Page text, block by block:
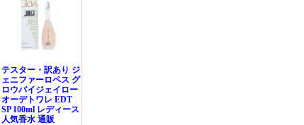
テスター・訳あり ジ
ェニファーロペス グ
ロウバイジェイロー
オーデトワレ EDT
SP 100ml レディース
人気香水 通販